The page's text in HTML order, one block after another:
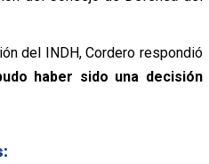
del INDH, Cordero respondió
haber sido una decisión